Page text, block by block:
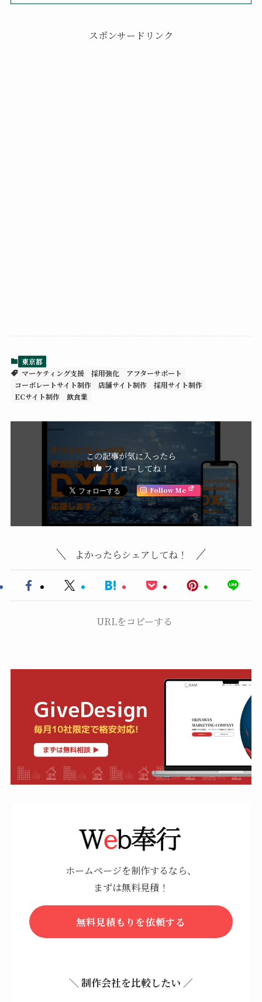
スポンサードリンク
東京都
マーケティング支援
採用強化
アフターサポート
コーポレートサイト制作
店舗サイト制作
採用サイト制作
ECサイト制作
飲食業
この記事が気に入ったら
フォローしてね！
Follow Me
よかったらシェアしてね！
URLをコピーする
ホームページを制作するなら、
まずは無料見積！
無料見積もりを依頼する
＼ 制作会社を比較したい ／